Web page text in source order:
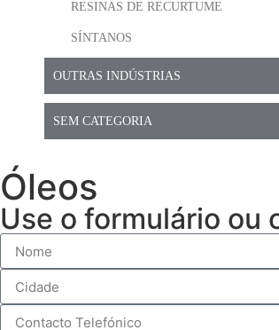
RESINAS DE RECURTUME
SÍNTANOS
OUTRAS INDÚSTRIAS
SEM CATEGORIA
Óleos
Use o formulário ou